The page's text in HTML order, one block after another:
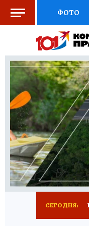
ФОТО
ВЫБОР
ПРЕСС-
РАДИО
СЕГОДНЯ: